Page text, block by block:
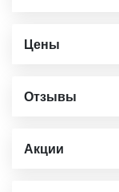
Цены
Отзывы
Акции